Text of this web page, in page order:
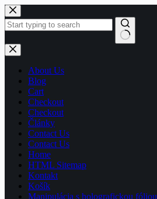
Skip
to
content
No
results
About Us
Blog
Cart
Checkout
Checkout
Články
Contact Us
Contact Us
Home
HTML Sitemap
Kontakt
Košík
Manipulácia s holografickou fóliou